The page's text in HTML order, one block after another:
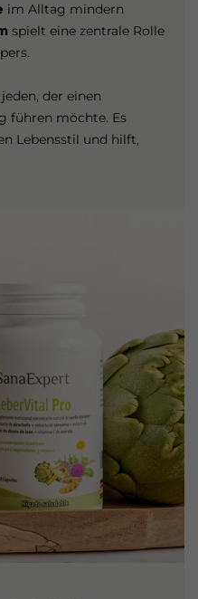
im Alltag mindern
spielt eine zentrale Rolle
der einen
führen möchte. Es
Lebensstil und hilft,